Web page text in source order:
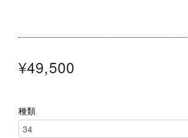
¥49,500
種類